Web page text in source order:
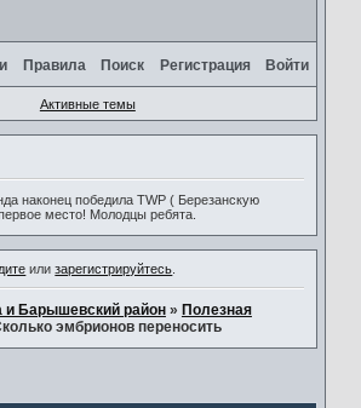
Правила Поиск Регистрация Войти
Активные темы
наконец победила TWP ( Березанскую
место! Молодцы ребята.
илизарегистрируйтесь
и Барышевский район » Полезная
эмбрионов переносить